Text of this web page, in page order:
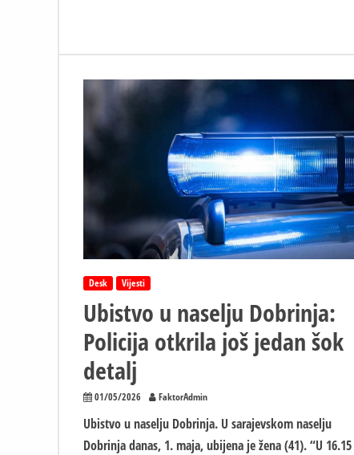
jedan
na
Vracama
Desk Vijesti
Ubistvo u naselju Dobrinja:
Policija otkrila još jedan šok
detalj
01/05/2026 FaktorAdmin
Ubistvo u naselju Dobrinja. U sarajevskom naselju
Dobrinja danas, 1. maja, ubijena je žena (41). “U 16.15